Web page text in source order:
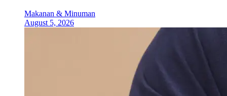
Makanan & Minuman
August 5, 2026